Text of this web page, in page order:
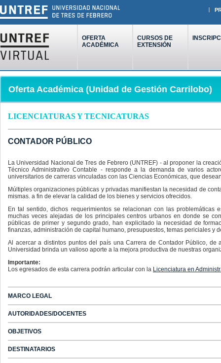
OFERTA
ACADÉMICA
CURSOS DE
EXTENSIÓN
Oferta Académica (Unidad de Gestión Carrilobo)
LICENCIATURAS Y TECNICATURAS
CONTADOR PÚBLICO
La Universidad Nacional de Tres de Febrero (UNTREF) - al proponer la
Técnico Administrativo Contable - responde a la demanda de varios
universitarios de carreras vinculadas con las Ciencias Económicas, que
Múltiples organizaciones públicas y privadas manifiestan la necesidad de
mismas. a fin de elevar la calidad de los bienes y servicios ofrecidos.
En tal sentido, dichos requerimientos se relacionan con las
muchas veces alejadas de los principales centros urbanos en donde se
públicas de primer y segundo grado, han explicitado la necesidad de
finanzas, administración de capital humano, presupuestos, temas periciales
Al acercar a distintos puntos del país una Carrera de Contador Público,
Universidad brinda un valioso aporte a la mejora productiva de nuestras
Importante:
Los egresados de esta carrera podrán articular con la Licenciatura en
MARCO LEGAL
AUTORIDADES/DOCENTES
OBJETIVOS
DESTINATARIOS